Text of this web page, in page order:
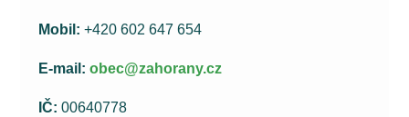
Mobil: +420 602 647 654
E-mail: obec@zahorany.cz
IČ: 00640778